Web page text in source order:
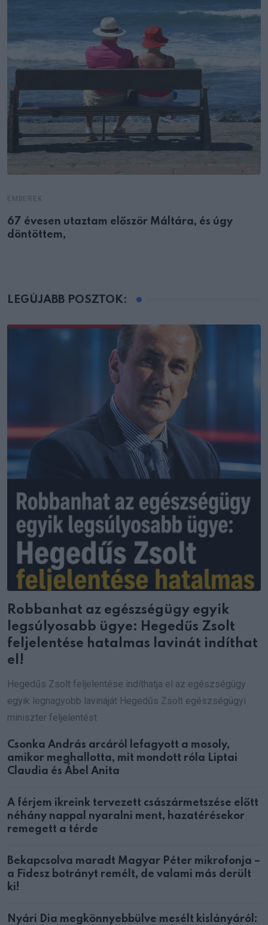
67 évesen utaztam először Máltára, és úgy
döntöttem,
LEGÚJABB POSZTOK:
Robbanhat az egészségügy egyik
legsúlyosabb ügye: Hegedűs Zsolt
feljelentése hatalmas lavinát indíthat
el!
Hegedűs Zsolt feljelentése indíthatja el az egészségügy
egyik legnagyobb lavináját Hegedűs Zsolt egészségügyi
miniszter feljelentést
Csonka András arcáról lefagyott a mosoly,
amikor meghallotta, mit mondott róla Liptai
Claudia és Ábel Anita
A férjem ikreink tervezett császármetszése előtt
néhány nappal nyaralni ment, hazatérésekor
remegett a térde
Bekapcsolva maradt Magyar Péter mikrofonja –
a Fidesz botrányt remélt, de valami más derült
ki!
Nyári Dia megkönnyebbülve mesélt kislányáról: